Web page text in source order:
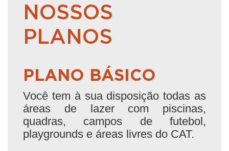
NOSSOS
PLANOS
PLANO BÁSICO
Você tem à sua disposição todas as
áreas de lazer com piscinas,
quadras, campos de futebol,
playgrounds e áreas livres do CAT.